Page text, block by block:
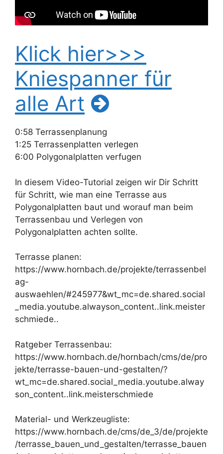
Klick hier>>>
Kniespanner für
alle Art
0:58 Terrassenplanung
1:25 Terrassenplatten verlegen
6:00 Polygonalplatten verfugen
In diesem Video-Tutorial zeigen wir Dir Schritt
für Schritt, wie man eine Terrasse aus
Polygonalplatten baut und worauf man beim
Terrassenbau und Verlegen von
Polygonalplatten achten sollte.
Terrasse planen:
https://www.hornbach.de/projekte/terrassenbel
ag-
auswaehlen/#245977&wt_mc=de.shared.social
_media.youtube.alwayson_content..link.meister
schmiede..
Ratgeber Terrassenbau:
https://www.hornbach.de/hornbach/cms/de/pro
jekte/terrasse-bauen-und-gestalten/?
wt_mc=de.shared.social_media.youtube.alway
son_content..link.meisterschmiede
Material- und Werkzeugliste:
https://www.hornbach.de/cms/de_3/de/projekte
/terrasse_bauen_und_gestalten/terrasse_bauen